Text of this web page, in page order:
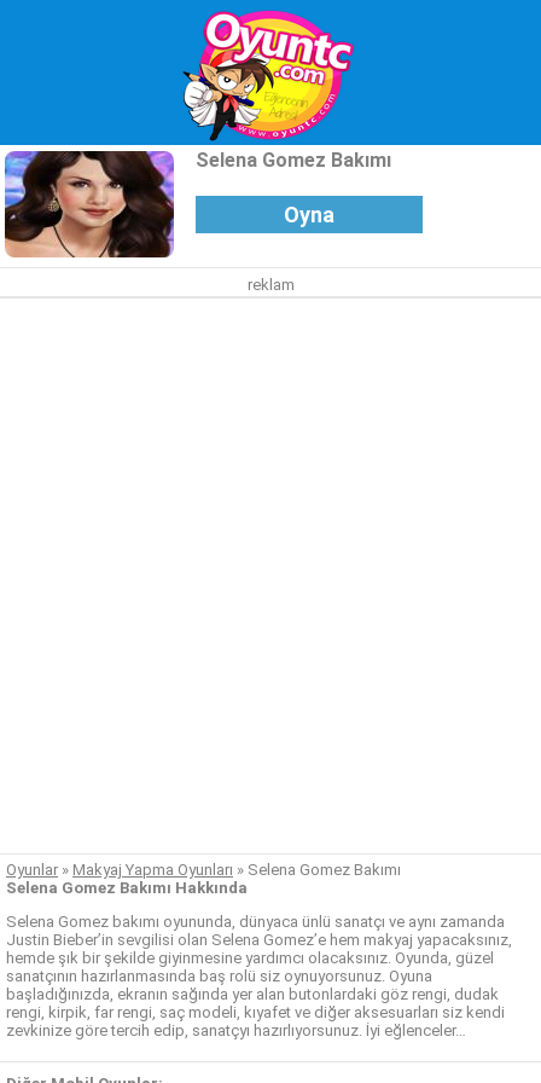
Selena Gomez Bakımı
Oyna
reklam
Oyunlar » Makyaj Yapma Oyunları » Selena Gomez Bakımı
Selena Gomez Bakımı Hakkında
Selena Gomez bakımı oyununda, dünyaca ünlü sanatçı ve aynı zamanda
Justin Bieber’in sevgilisi olan Selena Gomez’e hem makyaj yapacaksınız,
hemde şık bir şekilde giyinmesine yardımcı olacaksınız. Oyunda, güzel
sanatçının hazırlanmasında baş rolü siz oynuyorsunuz. Oyuna
başladığınızda, ekranın sağında yer alan butonlardaki göz rengi, dudak
rengi, kirpik, far rengi, saç modeli, kıyafet ve diğer aksesuarları siz kendi
zevkinize göre tercih edip, sanatçyı hazırlıyorsunuz. İyi eğlenceler…